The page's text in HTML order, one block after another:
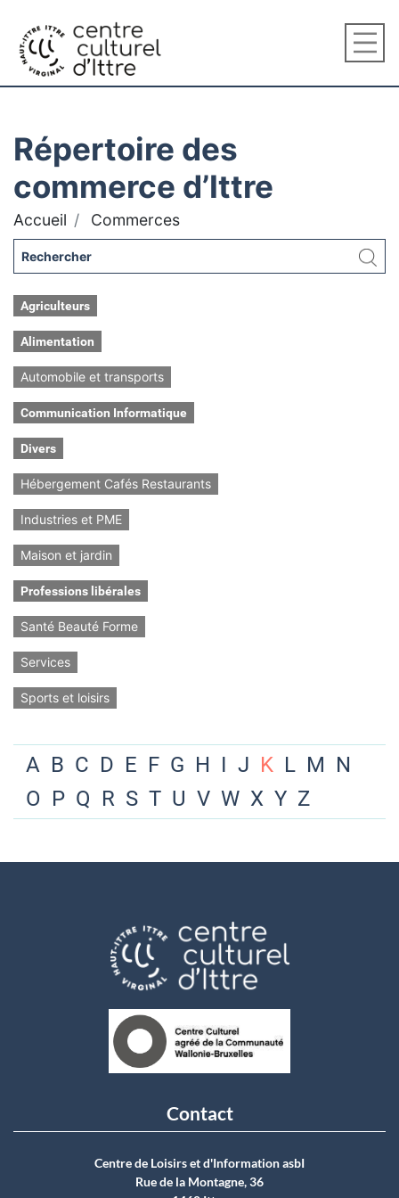
Répertoire des
commerce d’Ittre
Accueil Commerces
Agriculteurs
Alimentation
Automobile et transports
Communication Informatique
Divers
Hébergement Cafés Restaurants
Industries et PME
Maison et jardin
Professions libérales
Santé Beauté Forme
Services
Sports et loisirs
A B C D E F G H I J K L M N
O P Q R S T U V W X Y Z
Contact
Centre de Loisirs et d'Information asbI
Rue de la Montagne, 36